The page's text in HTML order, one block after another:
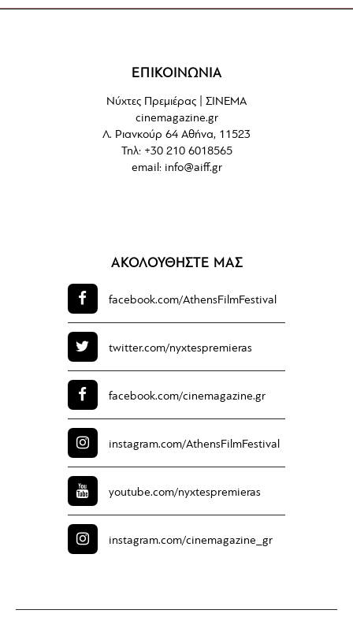
ΕΠΙΚΟΙΝΩΝΙΑ
Νύχτες Πρεμιέρας | ΣΙΝΕΜΑ
cinemagazine.gr
Λ. Ριανκούρ 64 Αθήνα, 11523
Τηλ: +30 210 6018565
email: info@aiff.gr
ΑΚΟΛΟΥΘΗΣΤΕ ΜΑΣ
facebook.com/AthensFilmFestival
twitter.com/nyxtespremieras
facebook.com/cinemagazine.gr
instagram.com/AthensFilmFestival
youtube.com/nyxtespremieras
instagram.com/cinemagazine_gr